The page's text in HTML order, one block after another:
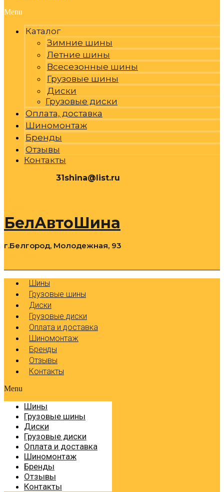
Menu
Каталог
Зимние шины
Летние шины
Всесезонные шины
Грузовые шины
Диски
Грузовые диски
Оплата, доставка
Шиномонтаж
Бренды
Отзывы
Контакты
31shina@list.ru
БелАвтоШина
г.Белгород, Молодежная, 93
Шины
Грузовые шины
Диски
Грузовые диски
Оплата и доставка
Шиномонтаж
Бренды
Отзывы
Контакты
Menu
Шины
Грузовые шины
Диски
Грузовые диски
Оплата и доставка
Шиномонтаж
Бренды
Отзывы
Контакты